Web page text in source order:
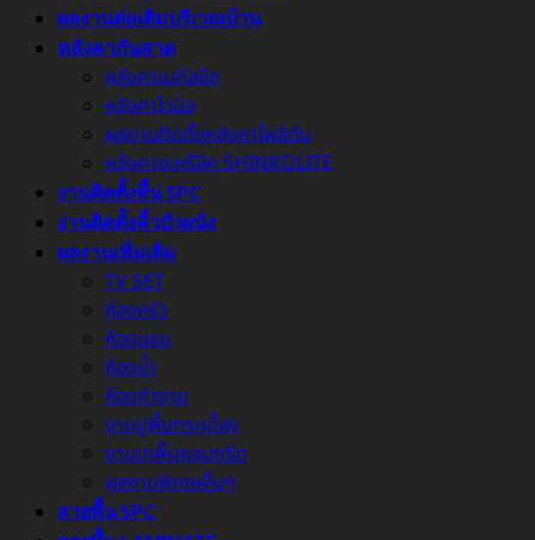
ผลงานต่อเติมบริเวณบ้าน
หลังคากันสาด
หลังคาเมทัลชีท
หลังคาไวนิล
ผลงานติดตั้งหลังคาโพลิตัน
หลังคาอะครีลิค SHINKOLITE
งานติดตั้งพื้น SPC
งานติดตั้งคิ้วบัวผนัง
ผลงานเพิ่มเติม
TV SET
ห้องครัว
ห้องนอน
ห้องน้ำ
ห้องทำงาน
งานปูพื้นกระเบื้อง
งานเทพื้นคอนกรีต
ผลงานพิเศษอื่นๆ
ลายพื้น SPC